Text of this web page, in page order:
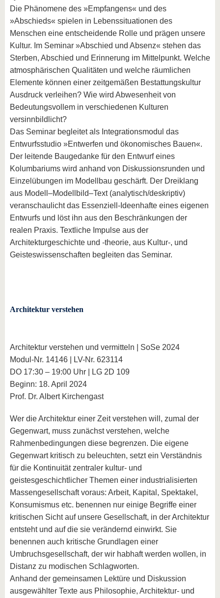
Die Phänomene des »Empfangens« und des
»Abschieds« spielen in Lebenssituationen des
Menschen eine entscheidende Rolle und prägen unsere
Kultur. Im Seminar »Abschied und Absenz« stehen das
Sterben, Abschied und Erinnerung im Mittelpunkt. Welche
atmosphärischen Qualitäten und welche räumlichen
Elemente können einer zeitgemäßen Bestattungskultur
Ausdruck verleihen? Wie wird Abwesenheit von
Bedeutungsvollem in verschiedenen Kulturen
versinnbildlicht?
Das Seminar begleitet als Integrationsmodul das
Entwurfsstudio »Entwerfen und ökonomisches Bauen«.
Der leitende Baugedanke für den Entwurf eines
Kolumbariums wird anhand von Diskussionsrunden und
Einzelübungen im Modellbau geschärft. Der Dreiklang
aus Modell–Modellbild–Text (analytisch/deskriptiv)
veranschaulicht das Essenziell-Ideenhafte eines eigenen
Entwurfs und löst ihn aus den Beschränkungen der
realen Praxis. Textliche Impulse aus der
Architekturgeschichte und -theorie, aus Kultur-, und
Geisteswissenschaften begleiten das Seminar.
Architektur verstehen
Architektur verstehen und vermitteln | SoSe 2024
Modul-Nr. 14146 | LV-Nr. 623114
DO 17:30 – 19:00 Uhr | LG 2D 109
Beginn: 18. April 2024
Prof. Dr. Albert Kirchengast
Wer die Architektur einer Zeit verstehen will, zumal der
Gegenwart, muss zunächst verstehen, welche
Rahmenbedingungen diese begrenzen. Die eigene
Gegenwart kritisch zu beleuchten, setzt ein Verständnis
für die Kontinuität zentraler kultur- und
geistesgeschichtlicher Themen einer industrialisierten
Massengesellschaft voraus: Arbeit, Kapital, Spektakel,
Konsumismus etc. benennen nur einige Begriffe einer
kritischen Sicht auf unsere Gesellschaft, in der Architektur
entsteht und auf die sie verändernd einwirkt. Sie
benennen auch kritische Grundlagen einer
Umbruchsgesellschaft, der wir habhaft werden wollen, in
Distanz zu modischen Schlagworten.
Anhand der gemeinsamen Lektüre und Diskussion
ausgewählter Texte aus Philosophie, Architektur- und